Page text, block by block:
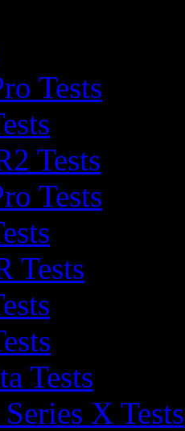
Tests
Tests
Tests
Tests
Tests
X Tests